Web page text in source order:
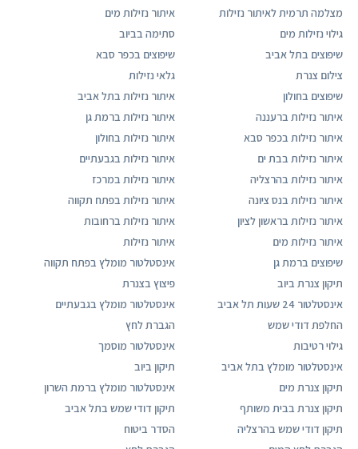
מצלמה תרמית לאיתור נזילות
איתור נזילות מים
גילוי נזילות מים
סתימה בביוב
שיפוצים בתל אביב
שיפוצים בכפר סבא
צילום צנרת
גלאי נזילות
שיפוצים בחולון
איתור נזילות בתל אביב
איתור נזילות ברעננה
איתור נזילות ברמת גן
איתור נזילות בכפר סבא
איתור נזילות בחולון
איתור נזילות בבת ים
איתור נזילות בגבעתיים
איתור נזילות בהרצליה
איתור נזילות במרכז
איתור נזילות בנס ציונה
איתור נזילות בפתח תקווה
איתור נזילות בראשון לציון
איתור נזילות ברחובות
איתור נזילות מים
איתור נזילות
שיפוצים ברמת גן
אינסטלטור מומלץ בפתח תקווה
תיקון צנרת ביוב
פיצוץ בצנרת
אינסטלטור 24 שעות תל אביב
אינסטלטור מומלץ בגבעתיים
החלפת דודי שמש
הגברת לחץ
גילוי רטיבות
אינסטלטור מוסמך
אינסטלטור מומלץ בתל אביב
תיקון ביוב
תיקון צנרת מים
אינסטלטור מומלץ ברמת השרון
תיקון צנרת בבית משותף
תיקון דודי שמש בתל אביב
תיקון דודי שמש בהרצליה
הסדר ביטוח